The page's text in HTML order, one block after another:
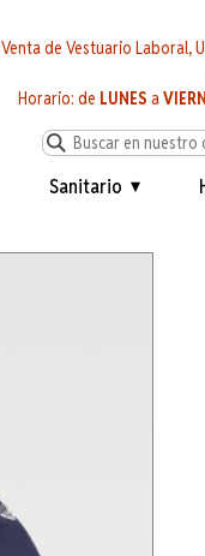
Venta de Vestuario Laboral,
Horario: de LUNESa
Sanitario